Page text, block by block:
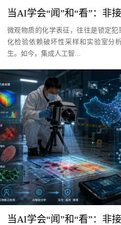
微观物质的化学表征，往往是锁定
化检验依赖破坏性采样和实验室分
生。如今，集成人工智...